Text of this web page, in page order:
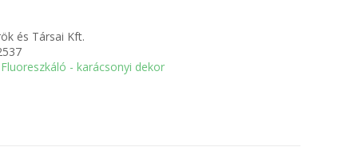
és Társai Kft.
Fluoreszkáló - karácsonyi dekor